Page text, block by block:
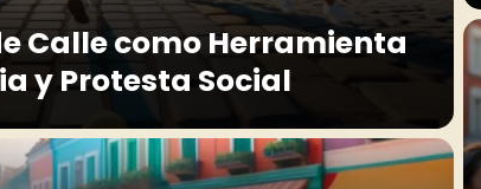
Calle como Herramienta
y Protesta Social